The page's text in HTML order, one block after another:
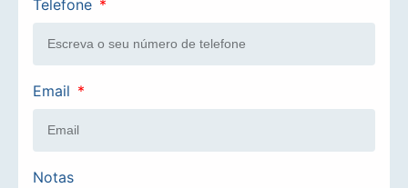
Telefone
Email
Notas